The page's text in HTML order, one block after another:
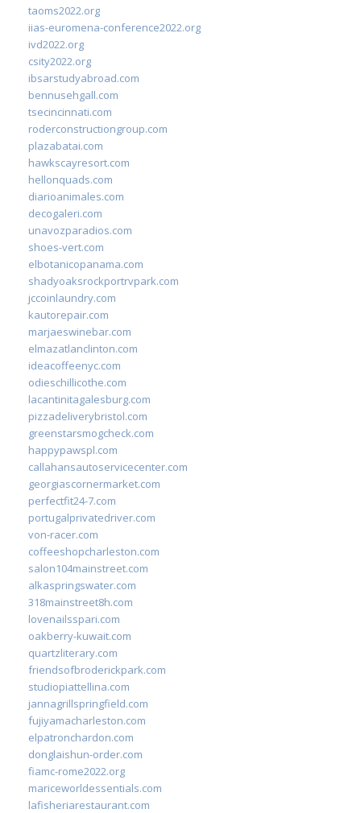
taoms2022.org
iias-euromena-conference2022.org
ivd2022.org
csity2022.org
ibsarstudyabroad.com
bennusehgall.com
tsecincinnati.com
roderconstructiongroup.com
plazabatai.com
hawkscayresort.com
hellonquads.com
diarioanimales.com
decogaleri.com
unavozparadios.com
shoes-vert.com
elbotanicopanama.com
shadyoaksrockportrvpark.com
jccoinlaundry.com
kautorepair.com
marjaeswinebar.com
elmazatlanclinton.com
ideacoffeenyc.com
odieschillicothe.com
lacantinitagalesburg.com
pizzadeliverybristol.com
greenstarsmogcheck.com
happypawspl.com
callahansautoservicecenter.com
georgiascornermarket.com
perfectfit24-7.com
portugalprivatedriver.com
von-racer.com
coffeeshopcharleston.com
salon104mainstreet.com
alkaspringswater.com
318mainstreet8h.com
lovenailsspari.com
oakberry-kuwait.com
quartzliterary.com
friendsofbroderickpark.com
studiopiattellina.com
jannagrillspringfield.com
fujiyamacharleston.com
elpatronchardon.com
donglaishun-order.com
fiamc-rome2022.org
mariceworldessentials.com
lafisheriarestaurant.com